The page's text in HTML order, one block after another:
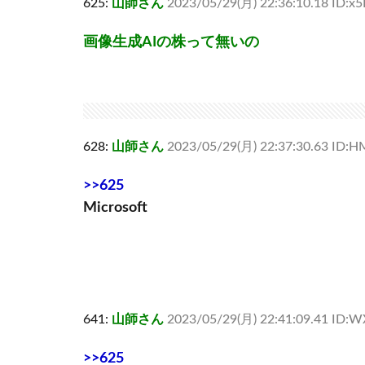
625: 山師さん 2023/05/29(月) 22:36:10.18
画像生成AIの株って無いの
628: 山師さん 2023/05/29(月) 22:37:30.63
>>625
Microsoft
641: 山師さん 2023/05/29(月) 22:41:09.41
>>625